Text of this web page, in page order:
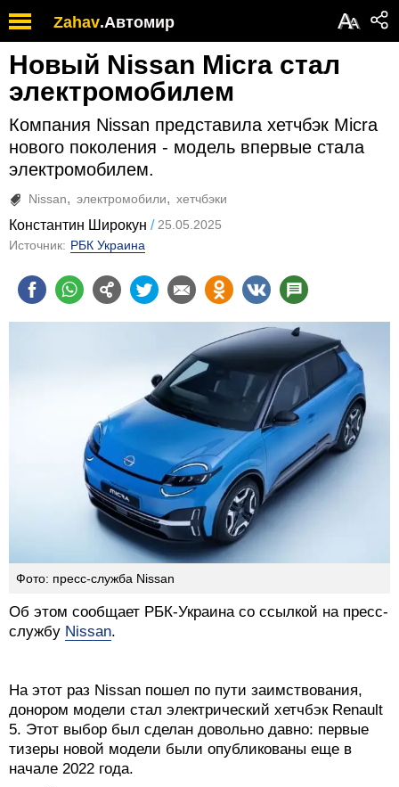
Zahav.Автомир АА
Новый Nissan Micra стал
электромобилем
Компания Nissan представила хетчбэк Micra
нового поколения - модель впервые стала
электромобилем.
Nissan электромобили хетчбэки
Константин Широкун
25.05.2025
Источник: РБК Украина
Фото: пресс-служба Nissan
Об этом сообщает РБК-Украина со ссылкой на пресс-
службу Nissan.
На этот раз Nissan пошел по пути заимствования,
донором модели стал электрический хетчбэк Renault
5. Этот выбор был сделан довольно давно: первые
тизеры новой модели были опубликованы еще в
начале 2022 года.